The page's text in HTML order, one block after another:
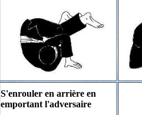
S'enrouler en arrière en
emportant l'adversaire